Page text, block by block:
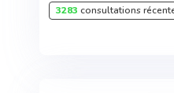
3283 consultations